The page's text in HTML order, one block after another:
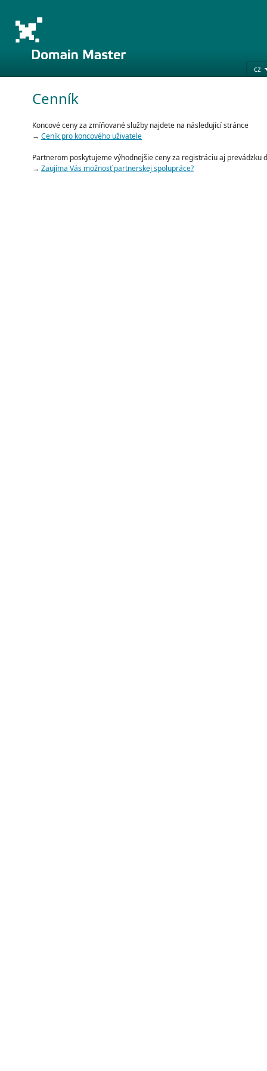
cz
Cenník
Koncové ceny za zmíňované služby najdete na následující stránce
→ Ceník pro koncového uživatele
Partnerom poskytujeme výhodnejšie ceny za registráciu aj prevádzku
→ Zaujíma Vás možnosť partnerskej spolupráce?